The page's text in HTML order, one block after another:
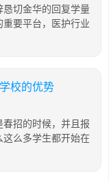
切金华的回复学量
要平台，医护行业
校的优势
招的时候，并且报
么多学生都开始在